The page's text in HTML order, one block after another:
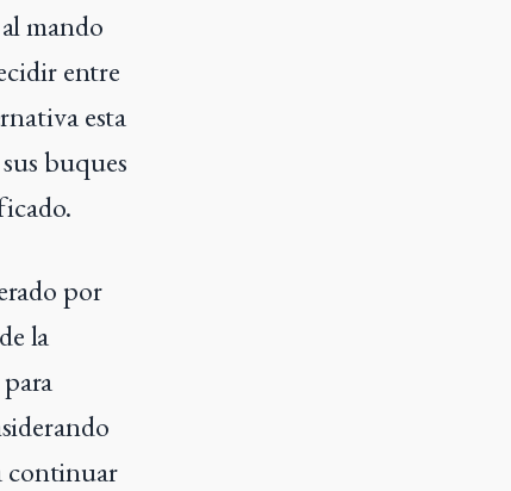
mando
entre
esta
buques
por
la
continuar